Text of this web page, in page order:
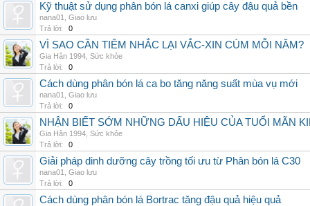
Kỹ thuật sử dụng phân bón lá canxi giúp cây đậu quả bền
nana01
Giao lưu
Trả lời:
0
VÌ SAO CẦN TIÊM NHẮC LẠI VẮC-XIN CÚM MỖI NĂM?
Gia Hân 1994 Sức khỏe
Trả lời:
0
Cách dùng phân bón lá ca bo tăng năng suất mùa vụ mới
nana01
Giao lưu
Trả lời:
0
NHẬN BIẾT SỚM NHỮNG DẤU HIỆU CỦA TUỔI MÃN
Gia Hân 1994 Sức khỏe
Trả lời:
0
Giải pháp dinh dưỡng cây trồng tối ưu từ Phân bón lá C30
nana01
Giao lưu
Trả lời:
0
Cách dùng phân bón lá Bortrac tăng đậu quả hiệu quả